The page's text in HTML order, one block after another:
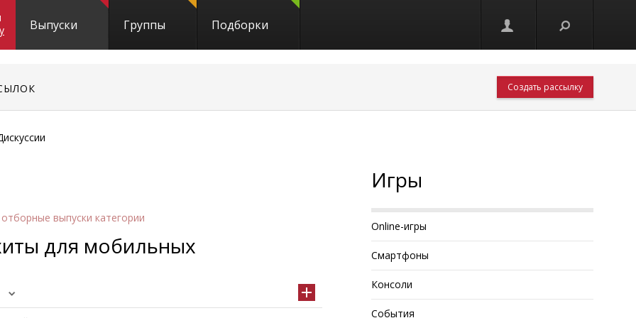
Выпуски Группы Подборки
Создать рассылку
выпуски категории
для мобильных
Игры
Online-игры
Смартфоны
Консоли
События